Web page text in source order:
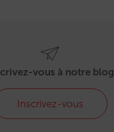
vous à notre blog
Inscrivez-vous